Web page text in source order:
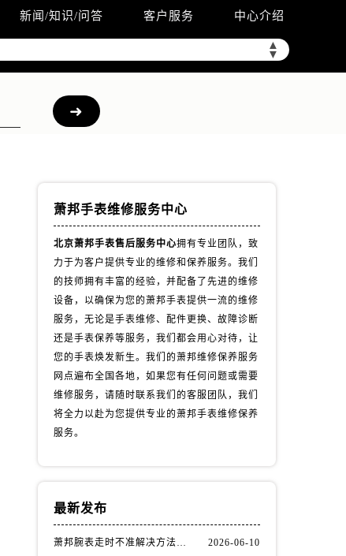
新闻/知识/问答 客户服务 中心介绍
▲
▼
萧邦手表维修服务中心
北京萧邦手表售后服务中心拥有专业团队，致
力于为客户提供专业的维修和保养服务。我们
的技师拥有丰富的经验，并配备了先进的维修
设备，以确保为您的萧邦手表提供一流的维修
服务，无论是手表维修、配件更换、故障诊断
还是手表保养等服务，我们都会用心对待，让
您的手表焕发新生。我们的萧邦维修保养服务
网点遍布全国各地，如果您有任何问题或需要
维修服务，请随时联系我们的客服团队，我们
将全力以赴为您提供专业的萧邦手表维修保养
服务。
最新发布
萧邦腕表走时不准解决方法汇总 2026-06-10